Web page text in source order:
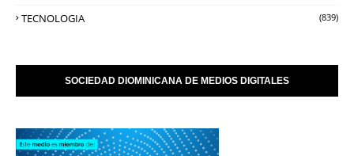
TECNOLOGIA (839)
SOCIEDAD DIOMINICANA DE MEDIOS DIGITALES